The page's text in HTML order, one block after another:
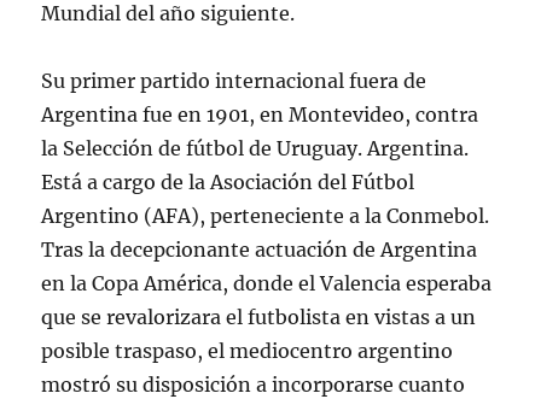
Mundial del año siguiente.
Su primer partido internacional fuera de
Argentina fue en 1901, en Montevideo, contra
la Selección de fútbol de Uruguay. Argentina.
Está a cargo de la Asociación del Fútbol
Argentino (AFA), perteneciente a la Conmebol.
Tras la decepcionante actuación de Argentina
en la Copa América, donde el Valencia esperaba
que se revalorizara el futbolista en vistas a un
posible traspaso, el mediocentro argentino
mostró su disposición a incorporarse cuanto